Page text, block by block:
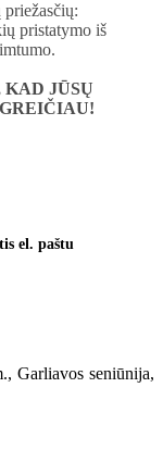
pristatymo iš
KAD JŪSŲ
el. paštu
Garliavos seniūnija,